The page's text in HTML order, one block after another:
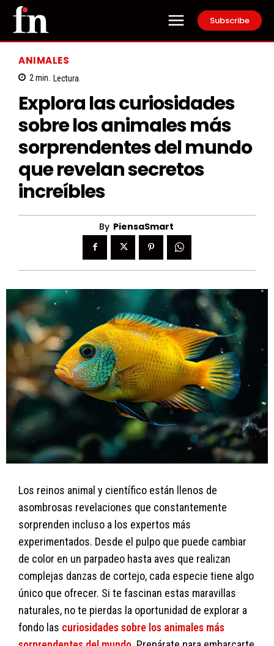
Subscribe
ANIMALES
2min. Lectura.
Explora las curiosidades
sobre los animales más
sorprendentes del mundo
que revelan secretos
increíbles
By PiensaSmart
Los reinos animal y científico están llenos de
asombrosas revelaciones que constantemente
sorprenden incluso a los expertos más
experimentados. Desde el pulpo que puede cambiar
de color en un parpadeo hasta aves que realizan
complejas danzas de cortejo, cada especie tiene algo
único que ofrecer. Si te fascinan estas maravillas
naturales, no te pierdas la oportunidad de explorar a
fondo las curiosidades sobre los animales más